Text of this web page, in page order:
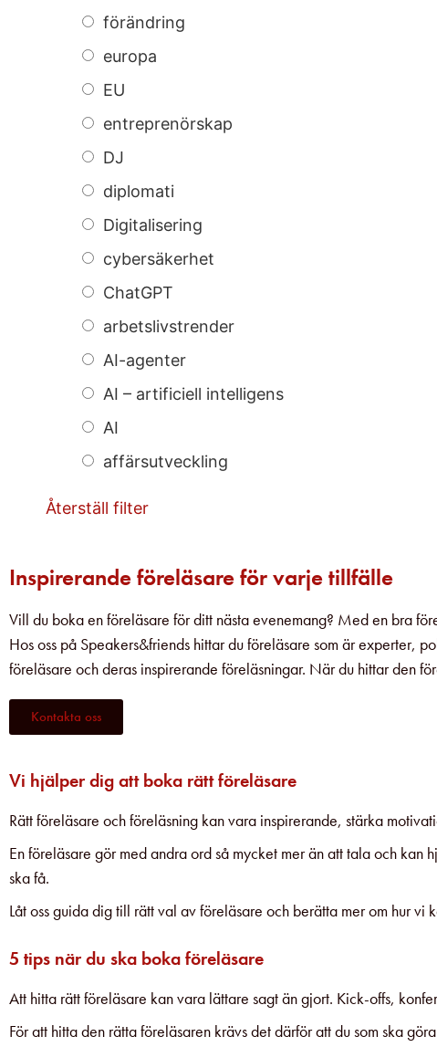
förändring
europa
EU
entreprenörskap
DJ
diplomati
Digitalisering
cybersäkerhet
ChatGPT
arbetslivstrender
AI-agenter
AI – artificiell intelligens
AI
affärsutveckling
Återställ filter
Inspirerande föreläsare för varje tillfälle
Vill du boka en föreläsare för ditt nästa evenemang? Med en bra
Hos oss på Speakers&friends hittar du föreläsare som är experter,
föreläsare och deras inspirerande föreläsningar. När du hittar den
Kontakta oss
Vi hjälper dig att boka rätt föreläsare
Rätt föreläsare och föreläsning kan vara inspirerande, stärka
En föreläsare gör med andra ord så mycket mer än att tala och
ska få.
Låt oss guida dig till rätt val av föreläsare och berätta mer om hur vi
5 tips när du ska boka föreläsare
Att hitta rätt föreläsare kan vara lättare sagt än gjort. Kick-offs,
För att hitta den rätta föreläsaren krävs det därför att du som ska